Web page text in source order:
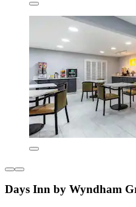
Days Inn by Wyndham